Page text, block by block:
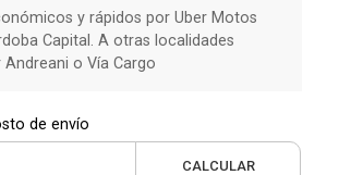
y rápidos por Uber Motos
Capital. A otras localidades
o Vía Cargo
de envío
CALCULAR